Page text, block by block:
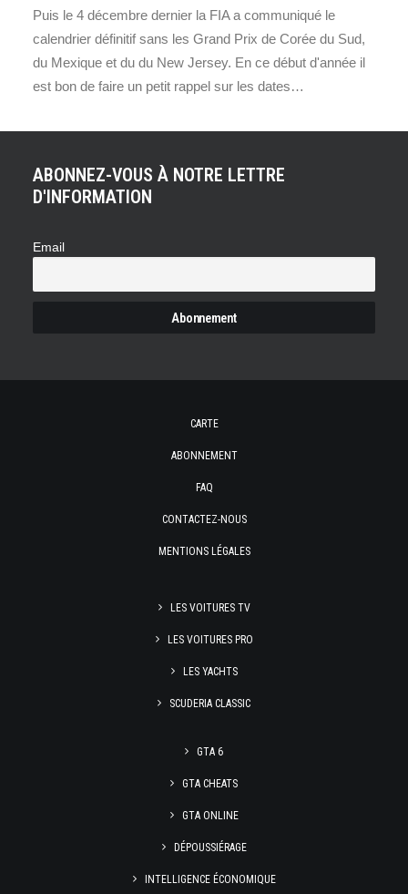
Puis le 4 décembre dernier la FIA a communiqué le
calendrier définitif sans les Grand Prix de Corée du Sud,
du Mexique et du du New Jersey. En ce début d'année il
est bon de faire un petit rappel sur les dates…
ABONNEZ-VOUS À NOTRE LETTRE
D'INFORMATION
Email
CARTE
ABONNEMENT
FAQ
CONTACTEZ-NOUS
MENTIONS LÉGALES
LES VOITURES TV
LES VOITURES PRO
LES YACHTS
SCUDERIA CLASSIC
GTA 6
GTA CHEATS
GTA ONLINE
DÉPOUSSIÉRAGE
INTELLIGENCE ÉCONOMIQUE